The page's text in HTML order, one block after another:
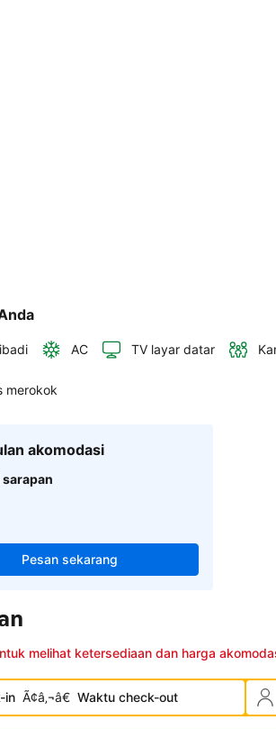
AC TV layar datar
merokok
akomodasi
Pesan sekarang
melihat ketersediaan dan harga
in Ã¢â‚¬â€ Waktu check-out